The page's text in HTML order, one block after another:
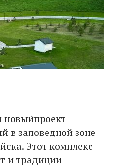
новыйпроект
в заповедной зоне
Этот комплекс
и традиции